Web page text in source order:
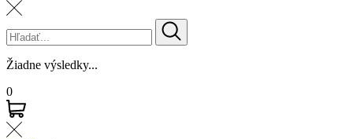
Žiadne výsledky...
0